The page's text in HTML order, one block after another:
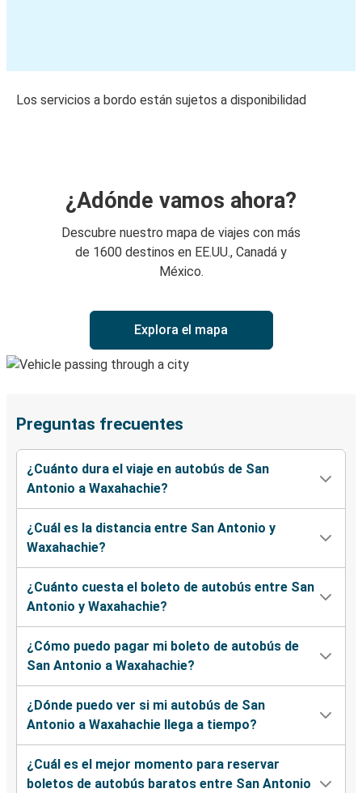
Los servicios a bordo están sujetos a disponibilidad
¿Adónde vamos ahora?
Descubre nuestro mapa de viajes con más
de 1600 destinos en EE.UU., Canadá y
México.
Explora el mapa
Preguntas frecuentes
¿Cuánto dura el viaje en autobús de San
Antonio a Waxahachie?
¿Cuál es la distancia entre San Antonio y
Waxahachie?
¿Cuánto cuesta el boleto de autobús entre San
Antonio y Waxahachie?
¿Cómo puedo pagar mi boleto de autobús de
San Antonio a Waxahachie?
¿Dónde puedo ver si mi autobús de San
Antonio a Waxahachie llega a tiempo?
¿Cuál es el mejor momento para reservar
boletos de autobús baratos entre San Antonio